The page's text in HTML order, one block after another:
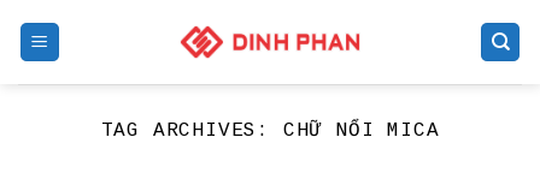
TAG ARCHIVES: CHỮ NỔI MICA